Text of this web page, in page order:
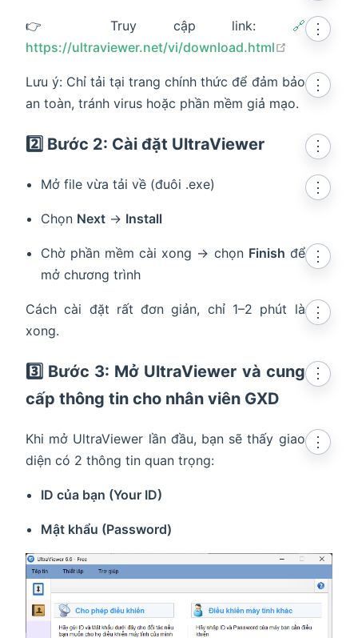
👉 Truy cập link: 🔗
https://ultraviewer.net/vi/download.html
open in
⋮
Lưu ý: Chỉ tải tại trang chính thức để đảm bảo
an toàn, tránh virus hoặc phần mềm giả mạo.
⋮
2️⃣ Bước 2: Cài đặt UltraViewer ⋮
Mở file vừa tải về (đuôi .exe)
⋮
Chọn Next → Install
Chờ phần mềm cài xong → chọn Finish để
mở chương trình
⋮
Cách cài đặt rất đơn giản, chỉ 1–2 phút là
xong.
⋮
3️⃣ Bước 3: Mở UltraViewer và cung
cấp thông tin cho nhân viên GXD
⋮
Khi mở UltraViewer lần đầu, bạn sẽ thấy giao
diện có 2 thông tin quan trọng:
⋮
ID của bạn (Your ID)
Mật khẩu (Password)